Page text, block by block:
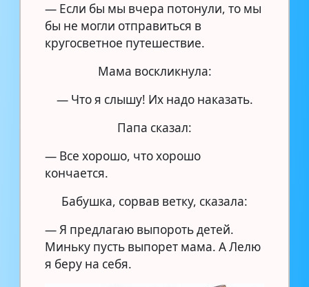
— Если бы мы вчера потонули, то мы
бы не могли отправиться в
кругосветное путешествие.
Мама воскликнула:
— Что я слышу! Их надо наказать.
Папа сказал:
— Все хорошо, что хорошо
кончается.
Бабушка, сорвав ветку, сказала:
— Я предлагаю выпороть детей.
Миньку пусть выпорет мама. А Лелю
я беру на себя.